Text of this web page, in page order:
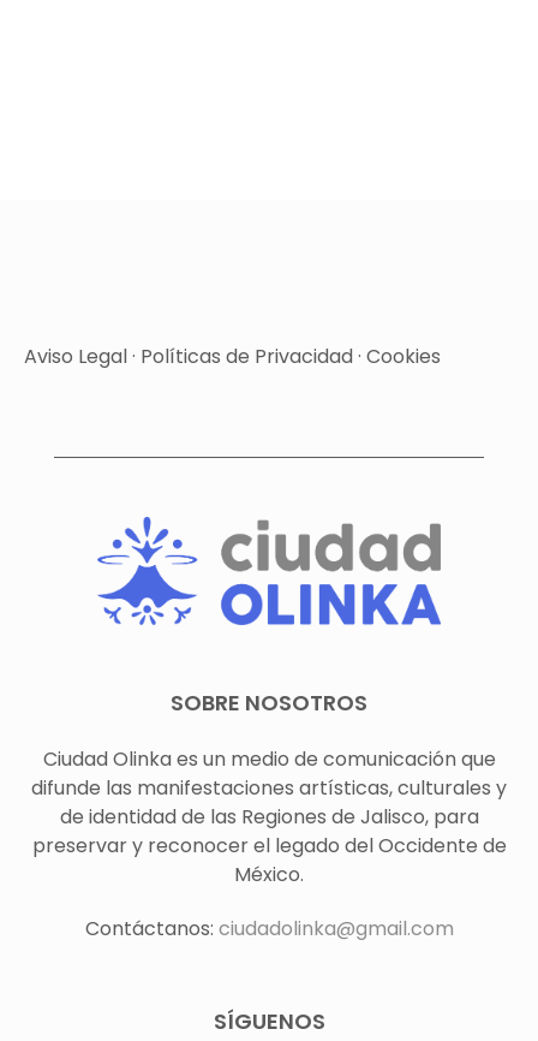
Aviso Legal· Políticas de Privacidad· Cookies
SOBRE NOSOTROS
Ciudad Olinka es un medio de comunicación que
difunde las manifestaciones artísticas, culturales y
de identidad de las Regiones de Jalisco, para
preservar y reconocer el legado del Occidente de
México.
Contáctanos: ciudadolinka@gmail.com
SÍGUENOS